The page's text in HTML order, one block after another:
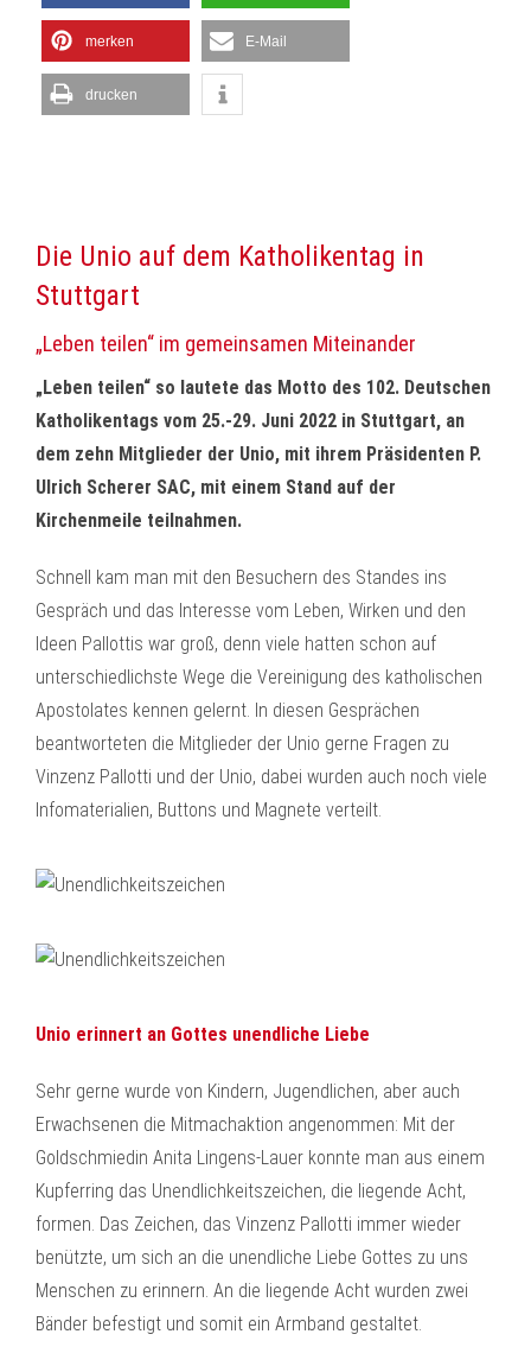
merken E-Mail
drucken
Die Unio auf dem Katholikentag in
Stuttgart
„Leben teilen“ im gemeinsamen Miteinander
„Leben teilen“ so lautete das Motto des 102. Deutschen
Katholikentags vom 25.-29. Juni 2022 in Stuttgart, an
dem zehn Mitglieder der Unio, mit ihrem Präsidenten P.
Ulrich Scherer SAC, mit einem Stand auf der
Kirchenmeile teilnahmen.
Schnell kam man mit den Besuchern des Standes ins
Gespräch und das Interesse vom Leben, Wirken und den
Ideen Pallottis war groß, denn viele hatten schon auf
unterschiedlichste Wege die Vereinigung des katholischen
Apostolates kennen gelernt. In diesen Gesprächen
beantworteten die Mitglieder der Unio gerne Fragen zu
Vinzenz Pallotti und der Unio, dabei wurden auch noch viele
Infomaterialien, Buttons und Magnete verteilt.
Unio erinnert an Gottes unendliche Liebe
Sehr gerne wurde von Kindern, Jugendlichen, aber auch
Erwachsenen die Mitmachaktion angenommen: Mit der
Goldschmiedin Anita Lingens-Lauer konnte man aus einem
Kupferring das Unendlichkeitszeichen, die liegende Acht,
formen. Das Zeichen, das Vinzenz Pallotti immer wieder
benützte, um sich an die unendliche Liebe Gottes zu uns
Menschen zu erinnern. An die liegende Acht wurden zwei
Bänder befestigt und somit ein Armband gestaltet.